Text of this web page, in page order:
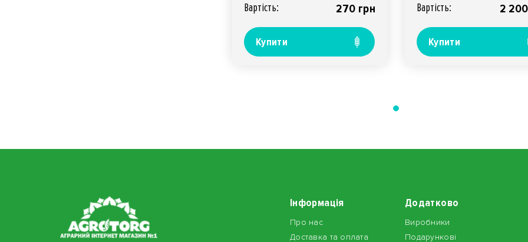
Вартiсть: 270 грн
Купити
Вартiсть: 2
Купити
Інформація
Про нас
Доставка та оплата
Додатково
Виробники
Подарункові